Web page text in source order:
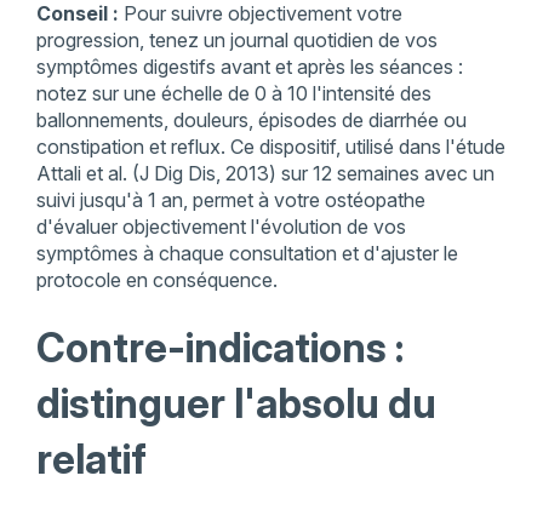
Conseil : Pour suivre objectivement votre
progression, tenez un journal quotidien de vos
symptômes digestifs avant et après les séances :
notez sur une échelle de 0 à 10 l'intensité des
ballonnements, douleurs, épisodes de diarrhée ou
constipation et reflux. Ce dispositif, utilisé dans l'étude
Attali et al. (J Dig Dis, 2013) sur 12 semaines avec un
suivi jusqu'à 1 an, permet à votre ostéopathe
d'évaluer objectivement l'évolution de vos
symptômes à chaque consultation et d'ajuster le
protocole en conséquence.
Contre-indications :
distinguer l'absolu du
relatif